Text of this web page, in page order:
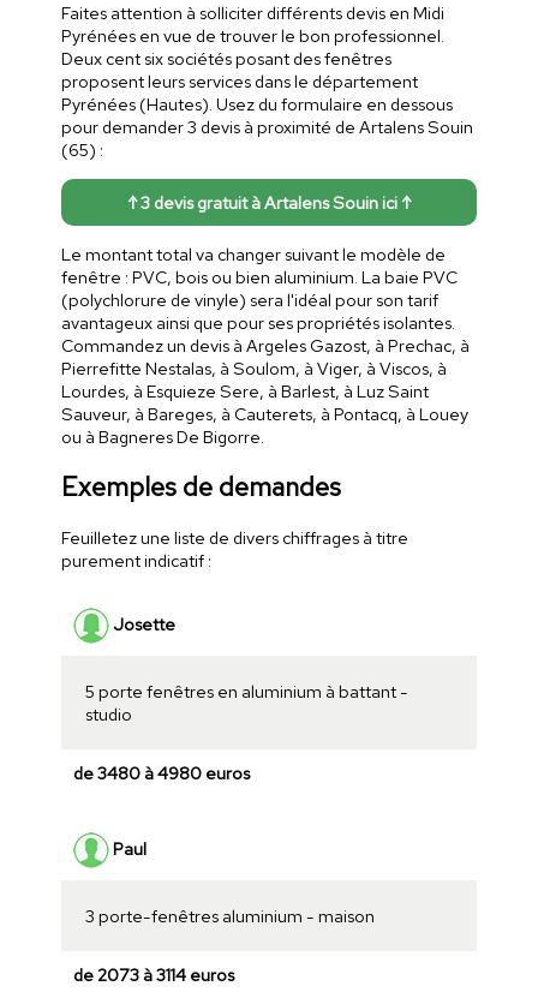
Faites attention à solliciter différents devis en Midi
Pyrénées en vue de trouver le bon professionnel.
Deux cent six sociétés posant des fenêtres
proposent leurs services dans le département
Pyrénées (Hautes). Usez du formulaire en dessous
pour demander 3 devis à proximité de Artalens Souin
(65) :
↑ 3 devis gratuit à Artalens Souin ici ↑
Le montant total va changer suivant le modèle de
fenêtre : PVC, bois ou bien aluminium. La baie PVC
(polychlorure de vinyle) sera l'idéal pour son tarif
avantageux ainsi que pour ses propriétés isolantes.
Commandez un devis à Argeles Gazost, à Prechac, à
Pierrefitte Nestalas, à Soulom, à Viger, à Viscos, à
Lourdes, à Esquieze Sere, à Barlest, à Luz Saint
Sauveur, à Bareges, à Cauterets, à Pontacq, à Louey
ou à Bagneres De Bigorre.
Exemples de demandes
Feuilletez une liste de divers chiffrages à titre
purement indicatif :
Josette
5 porte fenêtres en aluminium à battant -
studio
de 3480 à 4980 euros
Paul
3 porte-fenêtres aluminium - maison
de 2073 à 3114 euros